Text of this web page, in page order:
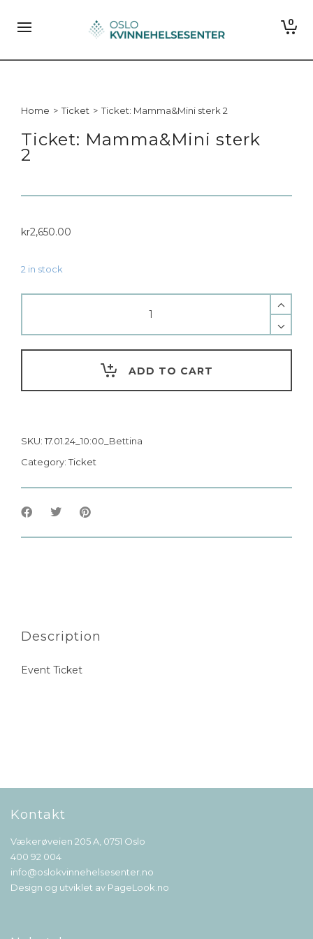
0
Home > Ticket > Ticket: Mamma&Mini sterk 2
Ticket: Mamma&Mini sterk
2
kr2,650.00
2 in stock
ADD TO CART
SKU: 17.01.24_10:00_Bettina
Category:Ticket
Description
Event Ticket
Kontakt
Vækerøveien 205 A, 0751 Oslo
400 92 004
info@oslokvinnehelsesenter.no
Design og utviklet av PageLook.no